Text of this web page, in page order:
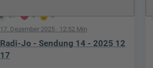
41 4 4
17. Dezember 2025· 12:52 Min
Radi-Jo - Sendung 14 - 2025 12
17